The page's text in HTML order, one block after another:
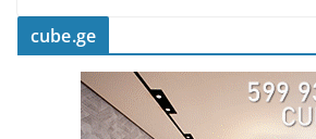
cube.ge